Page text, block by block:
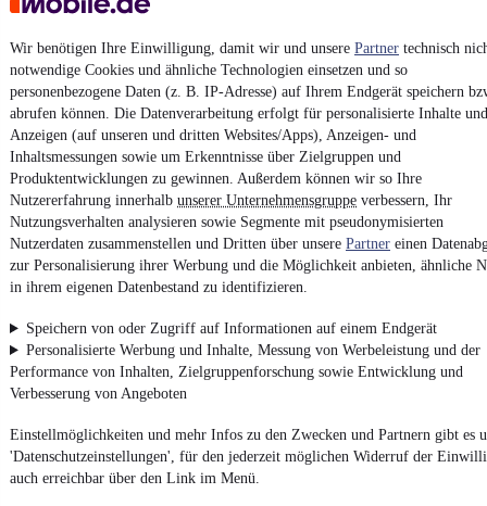
Wir benötigen Ihre Einwilligung, damit wir und unsere Partner technisch
notwendige Cookies und ähnliche Technologien einsetzen und so
personenbezogene Daten (z. B. IP-Adresse) auf Ihrem Endgerät speichern
abrufen können. Die Datenverarbeitung erfolgt für personalisierte Inhalte und
Anzeigen (auf unseren und dritten Websites/Apps), Anzeigen- und
Inhaltsmessungen sowie um Erkenntnisse über Zielgruppen und
Produktentwicklungen zu gewinnen. Außerdem können wir so Ihre
Nutzererfahrung innerhalb unserer Unternehmensgruppe verbessern, Ihr
Nutzungsverhalten analysieren sowie Segmente mit pseudonymisierten
Nutzerdaten zusammenstellen und Dritten über unsere Partner einen
zur Personalisierung ihrer Werbung und die Möglichkeit anbieten, ähnliche
in ihrem eigenen Datenbestand zu identifizieren.
Speichern von oder Zugriff auf Informationen auf einem Endgerät
Personalisierte Werbung und Inhalte, Messung von Werbeleistung und der
Performance von Inhalten, Zielgruppenforschung sowie Entwicklung und
Verbesserung von Angeboten
Einstellmöglichkeiten und mehr Infos zu den Zwecken und Partnern gibt es
'Datenschutzeinstellungen', für den jederzeit möglichen Widerruf der
auch erreichbar über den Link im Menü.
4.6 Sterne
Nutze mobile.de schnell und einfach
App installieren
Impressum
AGB
Vertrag widerrufen
Datenschutz
Datenschutzeinstellungen
Report Security Vulnerability (English)